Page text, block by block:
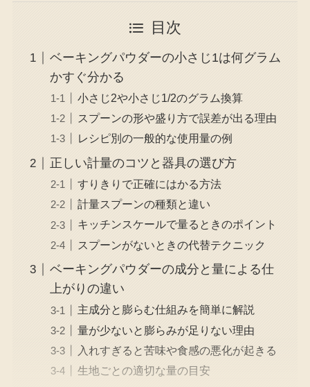
目次
ベーキングパウダーの小さじ1は何グラム
かすぐ分かる
小さじ2や小さじ1/2のグラム換算
スプーンの形や盛り方で誤差が出る理由
レシピ別の一般的な使用量の例
正しい計量のコツと器具の選び方
すりきりで正確にはかる方法
計量スプーンの種類と違い
キッチンスケールで量るときのポイント
スプーンがないときの代替テクニック
ベーキングパウダーの成分と量による仕
上がりの違い
主成分と膨らむ仕組みを簡単に解説
量が少ないと膨らみが足りない理由
入れすぎると苦味や食感の悪化が起きる
生地ごとの適切な量の目安